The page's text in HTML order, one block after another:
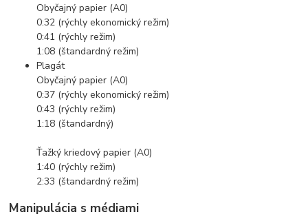
Obyčajný papier (A0)
0:32 (rýchly ekonomický režim)
0:41 (rýchly režim)
1:08 (štandardný režim)
Plagát
Obyčajný papier (A0)
0:37 (rýchly ekonomický režim)
0:43 (rýchly režim)
1:18 (štandardný)
Ťažký kriedový papier (A0)
1:40 (rýchly režim)
2:33 (štandardný režim)
Manipulácia s médiami